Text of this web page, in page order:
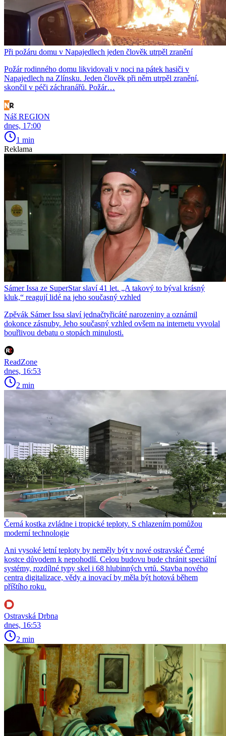
Při požáru domu v Napajedlech jeden člověk utrpěl zranění
Požár rodinného domu likvidovali v noci na pátek hasiči v
Napajedlech na Zlínsku. Jeden člověk při něm utrpěl zranění,
skončil v péči záchranářů. Požár…
Náš REGION
dnes, 17:00
1 min
Reklama
Sámer Issa ze SuperStar slaví 41 let. „A takový to býval krásný
kluk,“ reagují lidé na jeho současný vzhled
Zpěvák Sámer Issa slaví jednačtyřicáté narozeniny a oznámil
dokonce zásnuby. Jeho současný vzhled ovšem na internetu vyvolal
bouřlivou debatu o stopách minulosti.
ReadZone
dnes, 16:53
2 min
Černá kostka zvládne i tropické teploty. S chlazením pomůžou
moderní technologie
Ani vysoké letní teploty by neměly být v nové ostravské Černé
kostce důvodem k nepohodlí. Celou budovu bude chránit speciální
systémy, rozdílné typy skel i 68 hlubinných vrtů. Stavba nového
centra digitalizace, vědy a inovací by měla být hotová během
příštího roku.
Ostravská Drbna
dnes, 16:53
2 min